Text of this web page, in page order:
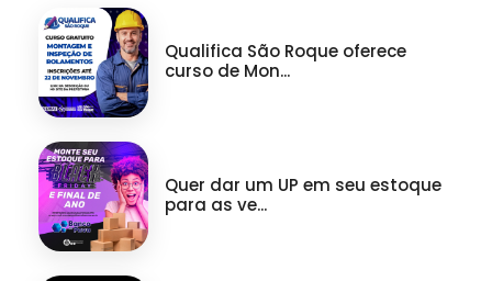
Qualifica São Roque oferece
curso de Mon...
Quer dar um UP em seu estoque
para as ve...